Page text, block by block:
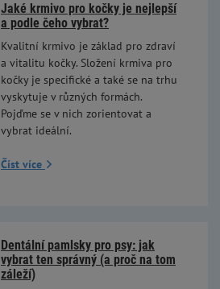
Jaké krmivo pro kočky je nejlepší
a podle čeho vybrat?
Kvalitní krmivo je základ pro zdraví
a vitalitu kočky. Složení krmiva pro
kočky je specifické a také se na trhu
vyskytuje v různých formách.
Pojďme se v nich zorientovat a
vybrat ideální.
Číst více
Dentální pamlsky pro psy: jak
vybrat ten správný (a proč na tom
záleží)